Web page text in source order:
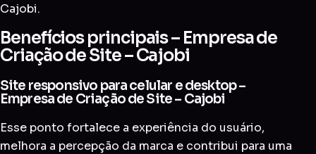
Cajobi.
Benefícios principais – Empresa de
Criação de Site – Cajobi
Site responsivo para celular e desktop –
Empresa de Criação de Site – Cajobi
Esse ponto fortalece a experiência do usuário,
melhora a percepção da marca e contribui para uma